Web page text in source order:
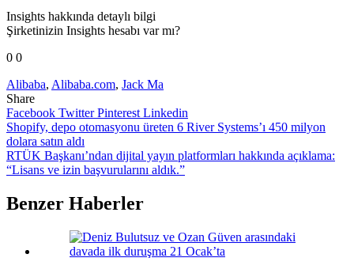
Insights hakkında detaylı bilgi
Şirketinizin Insights hesabı var mı?
0 0
Alibaba, Alibaba.com, Jack Ma
Share
Facebook TwitterPinterest Linkedin
Yazı
gezinmesi
Shopify, depo otomasyonu üreten 6 River Systems’ı 450 milyon
dolara satın aldı
RTÜK Başkanı’ndan dijital yayın platformları hakkında açıklama:
“Lisans ve izin başvurularını aldık.”
Benzer Haberler